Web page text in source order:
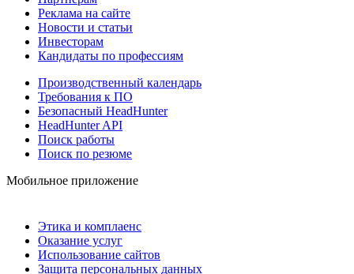
Реклама на сайте
Новости и статьи
Инвесторам
Кандидаты по профессиям
Производственный календарь
Требования к ПО
Безопасный HeadHunter
HeadHunter API
Поиск работы
Поиск по резюме
Мобильное приложение
Этика и комплаенс
Оказание услуг
Использование сайтов
Защита персональных данных